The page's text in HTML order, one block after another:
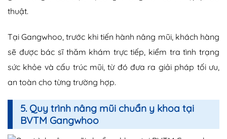
thuật.
Tại Gangwhoo, trước khi tiến hành nâng mũi, khách hàng
sẽ được bác sĩ thăm khám trực tiếp, kiểm tra tình trạng
sức khỏe và cấu trúc mũi, từ đó đưa ra giải pháp tối ưu,
an toàn cho từng trường hợp.
5. Quy trình nâng mũi chuẩn y khoa tại
BVTM Gangwhoo